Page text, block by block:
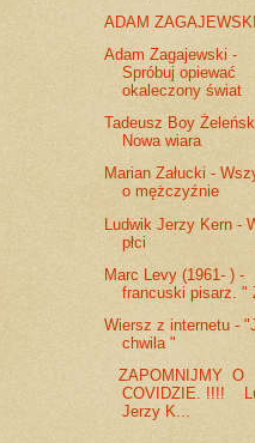
ADAM ZAGAJEWSKI
Adam Zagajewski -
Spróbuj opiewać
okaleczony świat
Tadeusz Boy
Nowa wiara
Marian Załucki -
o mężczyźnie
Ludwik Jerzy Kern -
płci
Marc Levy (1961- ) -
francuski pisarz. "
Wiersz z internetu -
chwila "
ZAPOMNIJMY O
COVIDZIE. !!!!
Jerzy K...